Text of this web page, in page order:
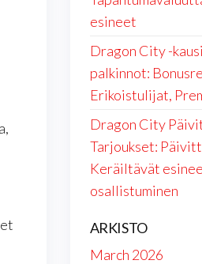
esineet
Dragon City -
palkinnot:
Erikoistulijat,
Dragon City
Tarjoukset:
Keräiltävät
osallistuminen
ARKISTO
March 2026